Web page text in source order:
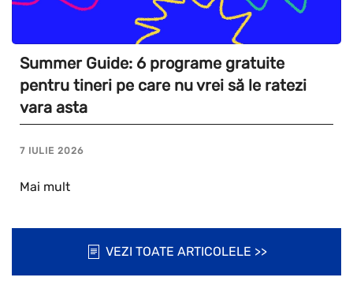
Summer Guide: 6 programe gratuite
pentru tineri pe care nu vrei să le ratezi
vara asta
7 IULIE 2026
Mai mult
VEZI TOATE ARTICOLELE >>